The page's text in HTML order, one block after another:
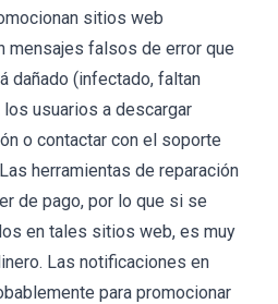
sitios web
mensajes falsos de error que
dañado (infectado, faltan
los usuarios a descargar
o contactar con el soporte
herramientas de reparación
de pago, por lo que si se
en tales sitios web, es muy
Las notificaciones en
para promocionar